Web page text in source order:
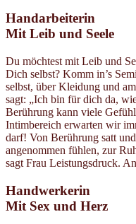
Handarbeiterin
Mit Leib und Seele
Du möchtest mit Leib und
Dich selbst? Komm in’s
selbst, über Kleidung und
sagt: „Ich bin für dich da,
Berührung kann viele
Intimbereich erwarten wir
darf! Von Berührung satt
angenommen fühlen, zur
sagt Frau Leistungsdruck.
Handwerkerin
Mit Sex und Herz